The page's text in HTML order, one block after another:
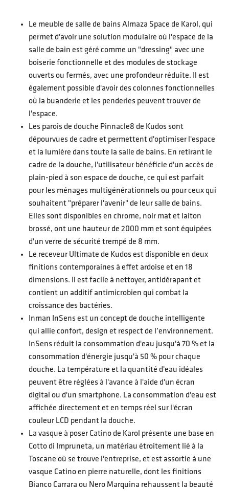
Le meuble de salle de bains Almaza Space de Karol, qui
permet d'avoir une solution modulaire où l'espace de la
salle de bain est géré comme un "dressing" avec une
boiserie fonctionnelle et des modules de stockage
ouverts ou fermés, avec une profondeur réduite. Il est
également possible d'avoir des colonnes fonctionnelles
où la buanderie et les penderies peuvent trouver de
l'espace.
Les parois de douche Pinnacle8 de Kudos sont
dépourvues de cadre et permettent d'optimiser l'espace
et la lumière dans toute la salle de bains. En retirant le
cadre de la douche, l'utilisateur bénéficie d'un accès de
plain-pied à son espace de douche, ce qui est parfait
pour les ménages multigénérationnels ou pour ceux qui
souhaitent "préparer l'avenir" de leur salle de bains.
Elles sont disponibles en chrome, noir mat et laiton
brossé, ont une hauteur de 2000 mm et sont équipées
d'un verre de sécurité trempé de 8 mm.
Le receveur Ultimate de Kudos est disponible en deux
finitions contemporaines à effet ardoise et en 18
dimensions. Il est facile à nettoyer, antidérapant et
contient un additif antimicrobien qui combat la
croissance des bactéries.
Inman InSens est un concept de douche intelligente
qui allie confort, design et respect de l’environnement.
InSens réduit la consommation d'eau jusqu'à 70 % et la
consommation d'énergie jusqu'à 50 % pour chaque
douche. La température et la quantité d'eau idéales
peuvent être réglées à l'avance à l'aide d'un écran
digital ou d'un smartphone. La consommation d'eau est
affichée directement et en temps réel sur l'écran
couleur LCD pendant la douche.
La vasque à poser Catino de Karol présente une base en
Cotto di Impruneta, un matériau étroitement lié à la
Toscane où se trouve l'entreprise, et est assortie à une
vasque Catino en pierre naturelle, dont les finitions
Bianco Carrara ou Nero Marquina rehaussent la beauté